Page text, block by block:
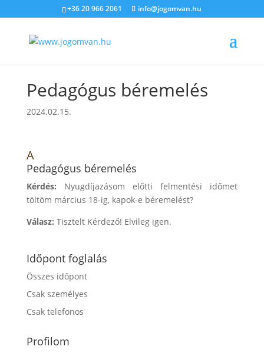
+36 20 966 2061 info@jogomvan.hu
Pedagógus béremelés
2024.02.15.
A
Pedagógus béremelés
Kérdés: Nyugdíjazásom előtti felmentési időmet
töltöm március 18-ig, kapok-e béremelést?
Válasz: Tisztelt Kérdező! Elvileg igen.
Időpont foglalás
Összes időpont
Csak személyes
Csak telefonos
Profilom